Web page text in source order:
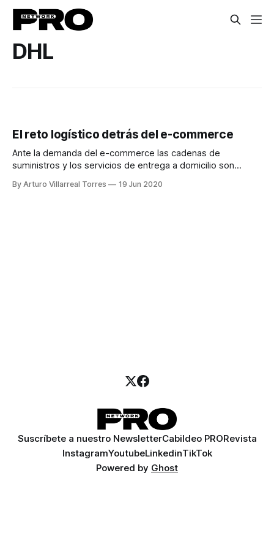
DHL
El reto logístico detrás del e-commerce
Ante la demanda del e-commerce las cadenas de
suministros y los servicios de entrega a domicilio son
beneficiadas.
By Arturo Villarreal Torres 19 Jun 2020
Suscríbete a nuestro NewsletterCabildeo PRORevista
InstagramYoutubeLinkedinTikTok
Powered by Ghost